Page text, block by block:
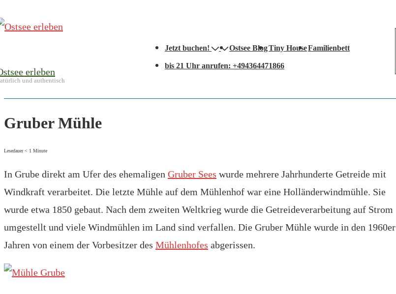
Zum
erleben
und authentisch
Jetzt buchen! Ostsee BlogTiny HouseFamilienbett
bis 21 Uhr anrufen: +494364471866
Gruber Mühle
Lesedauer < 1 Minute
In Grube direkt am Ufer des ehemaligen Gruber Sees wurde mehrere Jahrhunderte Getreide mit
Windkraft verarbeitet. Die letzte Mühle auf dem Mühlenhof war eine Holländerwindmühle. Sie
wurde etwa 1850 gebaut. Nach dem zweiten Weltkrieg wurde die Getreideverarbeitung auf Strom
umgestellt und viele Windmühlen im Land sind verfallen. Die Gruber Mühle wurde in den 1960er
Jahren von einem der Vorbesitzer des Mühlenhofes abgerissen.